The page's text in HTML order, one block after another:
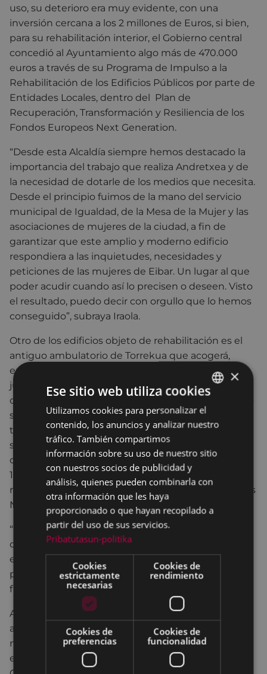
uso, su deterioro era muy evidente, con una
inversión cercana a los 2 millones de Euros, si bien,
para su rehabilitación interior, el Gobierno central
concedió al Ayuntamiento algo más de 470.000
euros a través de su Programa de Impulso a la
Rehabilitación de los Edificios Públicos por parte de
Entidades Locales, dentro del Plan de
Recuperación, Transformación y Resiliencia de los
Fondos Europeos Next Generation.
“Desde esta Alcaldía siempre hemos destacado la
importancia del trabajo que realiza Andretxea y de
la necesidad de dotarle de los medios que necesita.
Desde el principio fuimos de la mano del servicio
municipal de Igualdad, de la Mesa de la Mujer y las
asociaciones de mujeres de la ciudad, a fin de
garantizar que este amplio y moderno edificio
respondiera a las inquietudes, necesidades y
peticiones de las mujeres de Eibar. Un lugar al que
poder acudir cuando así lo precisen o deseen. Visto
el resultado, puedo decir con orgullo que lo hemos
conseguido”, subraya Iraola.
Otro de los edificios objeto de rehabilitación es el
antiguo ambulatorio de Torrekua que acogerá,
entre otros destinos, un nuevo centro social de
jubilados y jubiladas para Amaña y Legarre. Las
obras, actualmente en marcha, y cuyo presupuesto
supera los 2 millones de Euros se prevé que
terminarán después del verano. Al igual que
sucedió con Andretxea, el Gobierno Central
concedió al Ayuntamiento una subvención de
1.425.800,66 Euros para la ejecución de las obras de
rehabilitación del edificio proveniente de los fondos
Next Generation.
“Estos dos proyectos son ejemplo claro de la
colaboración entre instituciones, por una parte, y la
eficiente gestión realizada por el Ayuntamiento
para detectar la línea de ayudas y conseguir la
financiación necesaria.”
Asimismo, en 2022, el Ayuntamiento adquirió por
algo más de 550.000 Euros, el edificio sito en el
número 34 de la calle Barrena, perteneciente a la
empresa Lapeyra, con la finalidad de ser cedido al
BASQUE
SPANISH
×
Ese sitio web utiliza cookies
Utilizamos cookies para personalizar el
contenido, los anuncios y analizar nuestro
tráfico. También compartimos
información sobre su uso de nuestro sitio
con nuestros socios de publicidad y
análisis, quienes pueden combinarla con
otra información que les haya
proporcionado o que hayan recopilado a
partir del uso de sus servicios.
Pribatutasun-politika
Cookies
estrictamente
necesarias
Cookies de
rendimiento
Cookies de
preferencias
Cookies de
funcionalidad